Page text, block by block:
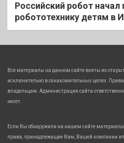
Российский робот начал
робототехнику детям в
Все материалы на данном сайте взяты из
исключительно в ознакомительных целях.
владельцам. Администрация сайта
несет.
Если Вы обнаружили на нашем сайте
права, принадлежащие Вам, Вашей компании